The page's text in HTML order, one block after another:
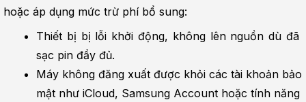
hoặc áp dụng mức trừ phí bổ sung:
Thiết bị bị lỗi khởi động, không lên nguồn dù đã
sạc pin đầy đủ.
Máy không đăng xuất được khỏi các tài khoản bảo
mật như iCloud, Samsung Account hoặc tính năng